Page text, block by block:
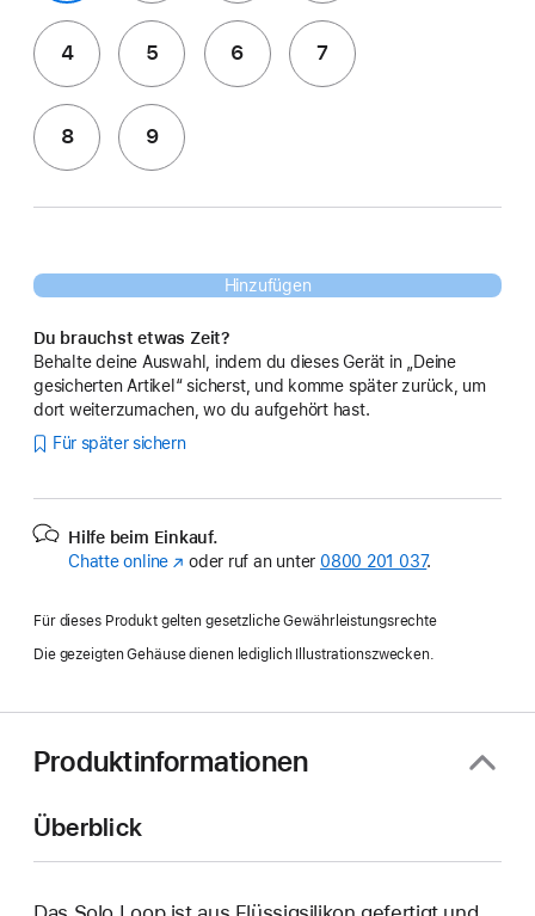
4 5 6 7
8 9
Hinzufügen
Du brauchst etwas Zeit?
Behalte deine Auswahl, indem du dieses Gerät in „Deine
gesicherten Artikel“ sicherst, und komme später zurück, um
dort weiterzumachen, wo du aufgehört hast.
Für später sichern
Hilfe beim Einkauf.
Chatte online (Öffnet
Fenster)
oder ruf an unter 0800 201 037.
Für dieses Produkt gelten gesetzliche Gewährleistungsrechte
Die gezeigten Gehäuse dienen lediglich Illustrationszwecken.
Produktinformationen
Überblick